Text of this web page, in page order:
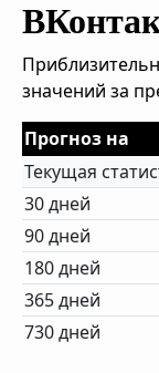
значений за
Прогноз на
Текущая
30 дней
90 дней
180 дней
365 дней
730 дней